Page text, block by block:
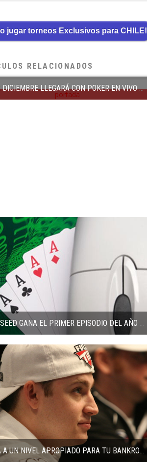
jugar torneos Exclusivos para CHILE!
RELACIONADOS
CHILE: DICIEMBRE LLEGARÁ CON POKER EN VIVO EN CASINO MONTICELLO
HUCK SEED GANA EL PRIMER EPISODIO DEL AÑO DE POKER AFTER DARK
JUEGA A UN NIVEL APROPIADO PARA TU BANKROLL – POR CRAIG MARQUIS